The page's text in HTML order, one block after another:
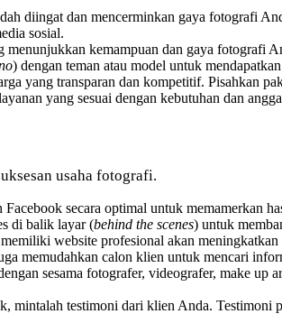
diingat dan mencerminkan gaya fotografi
sosial.
menunjukkan kemampuan dan gaya
) dengan teman atau model untuk
yang transparan dan kompetitif. Pisahkan
yang sesuai dengan kebutuhan dan
usaha fotografi.
Facebook secara optimal untuk memamerkan
di balik layar (behind the scenes) untuk
website profesional akan
memudahkan calon klien untuk mencari
sesama fotografer, videografer, make up
mintalah testimoni dari klien Anda.